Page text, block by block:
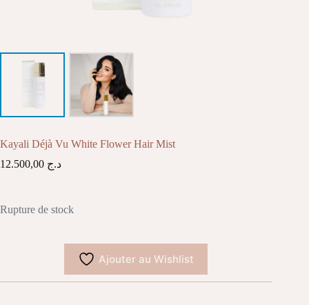
Kayali Déjà Vu White Flower Hair Mist
د.ج
Rupture de stock
Ajouter au Wishlist